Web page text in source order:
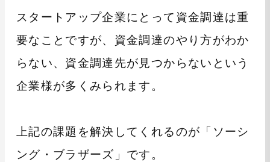
スタートアップ企業にとって資金調達は重
要なことですが、資金調達のやり方がわか
らない、資金調達先が見つからないという
企業様が多くみられます。
上記の課題を解決してくれるのが「ソーシ
ング・ブラザーズ」です。